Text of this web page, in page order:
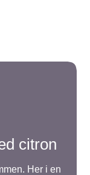
citron
Her i en